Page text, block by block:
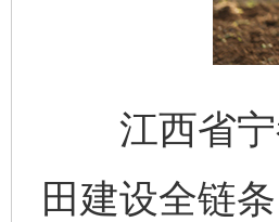
江西省宁
田建设全链